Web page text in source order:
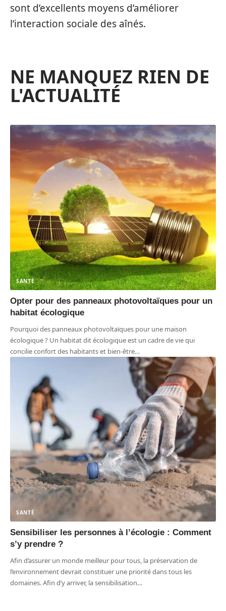
sont d’excellents moyens d’améliorer
l’interaction sociale des aînés.
NE MANQUEZ RIEN DE
L'ACTUALITÉ
SANTÉ
Opter pour des panneaux photovoltaïques pour un
habitat écologique
Pourquoi des panneaux photovoltaïques pour une maison
écologique ? Un habitat dit écologique est un cadre de vie qui
concilie confort des habitants et bien-être…
SANTÉ
Sensibiliser les personnes à l’écologie : Comment
s’y prendre ?
Afin d’assurer un monde meilleur pour tous, la préservation de
l’environnement devrait constituer une priorité dans tous les
domaines. Afin d’y arriver, la sensibilisation…